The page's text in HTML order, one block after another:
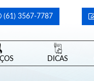
(61) 3567-7787
DICAS